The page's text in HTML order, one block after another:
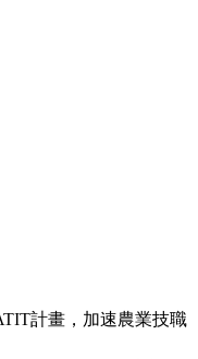
計畫，加速農業技職